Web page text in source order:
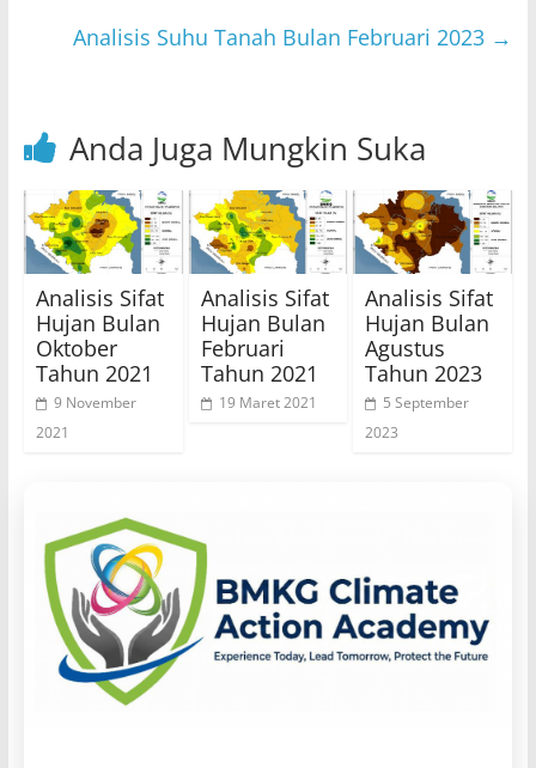
k
Analisis Suhu Tanah Bulan Februari 2023 →
Anda Juga Mungkin Suka
Analisis Sifat
Hujan Bulan
Oktober
Tahun 2021
9 November
2021
Analisis Sifat
Hujan Bulan
Februari
Tahun 2021
19 Maret 2021
Analisis Sifat
Hujan Bulan
Agustus
Tahun 2023
5 September
2023